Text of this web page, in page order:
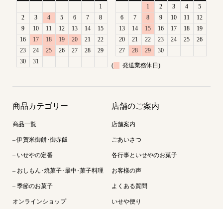
1
2
3 4 5 6 7
8
9
10 11 12 13 14
15
16
17 18 19 20 21
22
23
24 25 26 27 28
29
30
31
1
2 3 4
5
6
7 8 9 10 11
12
13
14 15 16 17 18
19
20
21 22 23 24 25
26
27
28 29 30
( 発送業務休日)
商品カテゴリー
商品一覧
– 伊賀米御餅･御赤飯
– いせやの定番
– おしもん･焼菓子･最中･菓子料理
– 季節のお菓子
オンラインショップ
店舗のご案内
店舗案内
ごあいさつ
各行事といせやのお菓子
お客様の声
よくある質問
いせや便り